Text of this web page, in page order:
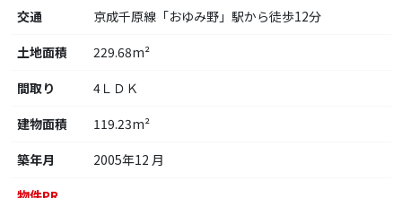
交通
京成千原線「おゆみ野」駅から徒歩12分
土地面積
229.68m²
間取り
4ＬＤＫ
建物面積
119.23m²
築年月
2005年12 月